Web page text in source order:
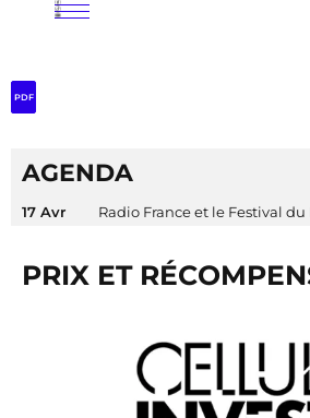
PDF
AGENDA
17 Avr Radio France et le Festival du
PRIX ET